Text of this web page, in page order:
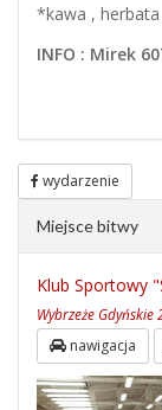
*kawa , herbata
INFO : Mirek
wydarzenie
Miejsce bitwy
Klub Sportowy
Wybrzeże
nawigacja